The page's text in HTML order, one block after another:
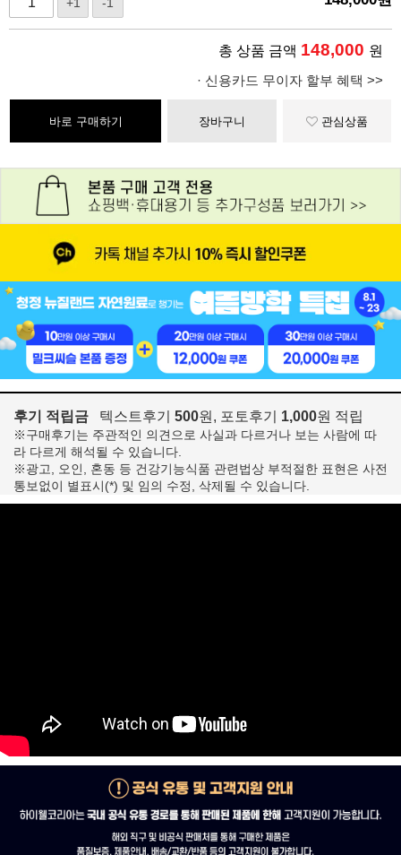
+1 -1
총 상품 금액 148,000 원
· 신용카드 무이자 할부 혜택 >>
바로 구매하기 장바구니 관심상품
후기 적립금 텍스트후기 500원, 포토후기 1,000원 적립
※구매후기는 주관적인 의견으로 사실과 다르거나 보는 사람에 따
라 다르게 해석될 수 있습니다.
※광고, 오인, 혼동 등 건강기능식품 관련법상 부적절한 표현은 사전
통보없이 별표시(*) 및 임의 수정, 삭제될 수 있습니다.